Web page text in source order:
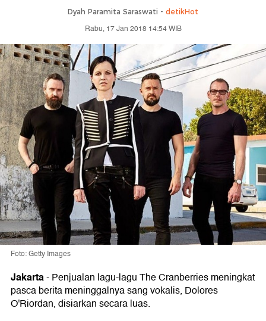
Dyah Paramita Saraswati - detikHot
Rabu, 17 Jan 2018 14:54 WIB
Foto: Getty Images
Jakarta- Penjualan lagu-lagu The Cranberries meningkat
pasca berita meninggalnya sang vokalis, Dolores
O'Riordan, disiarkan secara luas.